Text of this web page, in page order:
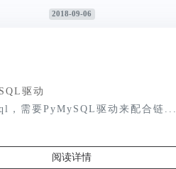
2018-09-06
驱动
，需要PyMySQL驱动来配合链...
阅读详情